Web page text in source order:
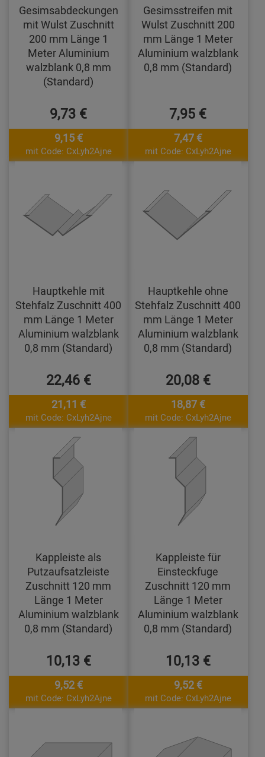
Gesimsabdeckungen
mit Wulst Zuschnitt
200 mm Länge 1
Meter Aluminium
walzblank 0,8 mm
(Standard)
9,73 €
9,15 €
mit Code: CxLyh2Ajne
Gesimsstreifen mit
Wulst Zuschnitt 200
mm Länge 1 Meter
Aluminium walzblank
0,8 mm (Standard)
7,95 €
7,47 €
mit Code: CxLyh2Ajne
Hauptkehle mit
Stehfalz Zuschnitt 400
mm Länge 1 Meter
Aluminium walzblank
0,8 mm (Standard)
22,46 €
21,11 €
mit Code: CxLyh2Ajne
Hauptkehle ohne
Stehfalz Zuschnitt 400
mm Länge 1 Meter
Aluminium walzblank
0,8 mm (Standard)
20,08 €
18,87 €
mit Code: CxLyh2Ajne
Kappleiste als
Putzaufsatzleiste
Zuschnitt 120 mm
Länge 1 Meter
Aluminium walzblank
0,8 mm (Standard)
10,13 €
9,52 €
mit Code: CxLyh2Ajne
Kappleiste für
Einsteckfuge
Zuschnitt 120 mm
Länge 1 Meter
Aluminium walzblank
0,8 mm (Standard)
10,13 €
9,52 €
mit Code: CxLyh2Ajne